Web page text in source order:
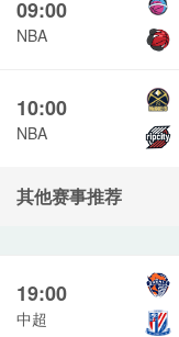
09:00
NBA
10:00
NBA
其他赛事推荐
19:00
中超